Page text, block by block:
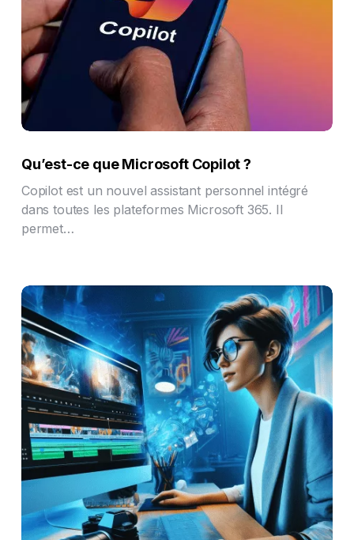
Qu’est-ce que Microsoft Copilot ?
Copilot est un nouvel assistant personnel intégré
dans toutes les plateformes Microsoft 365. Il
permet…